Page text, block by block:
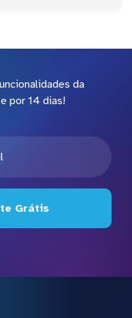
da
por 14 dias!
Grátis